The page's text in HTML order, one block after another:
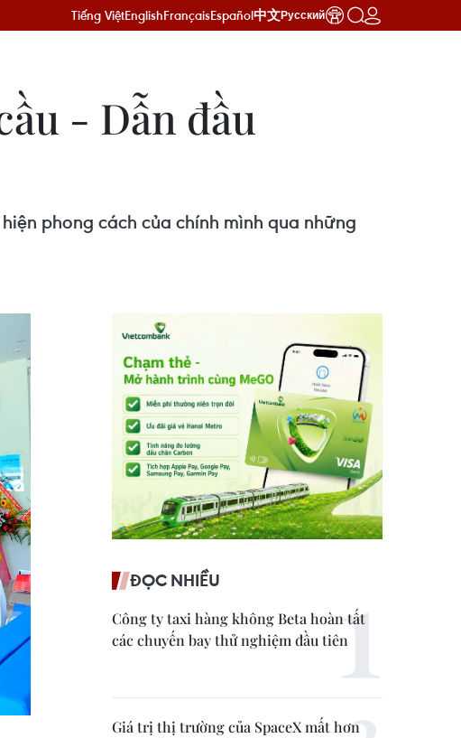
Tiếng ViệtEnglishFrançaisEspañol中文Русский
- Dẫn đầu
phong cách của chính mình qua những
ĐỌC NHIỀU
Công ty taxi hàng không Beta hoàn tất
các chuyến bay thử nghiệm đầu tiên
Giá trị thị trường của SpaceX mất hơn